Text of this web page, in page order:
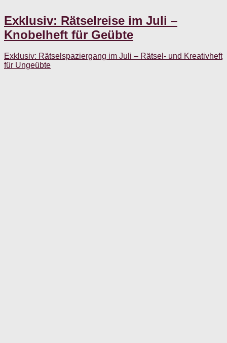
Exklusiv: Rätselreise im Juli –
Knobelheft für Geübte
Exklusiv: Rätselspaziergang im Juli – Rätsel- und Kreativheft
für Ungeübte